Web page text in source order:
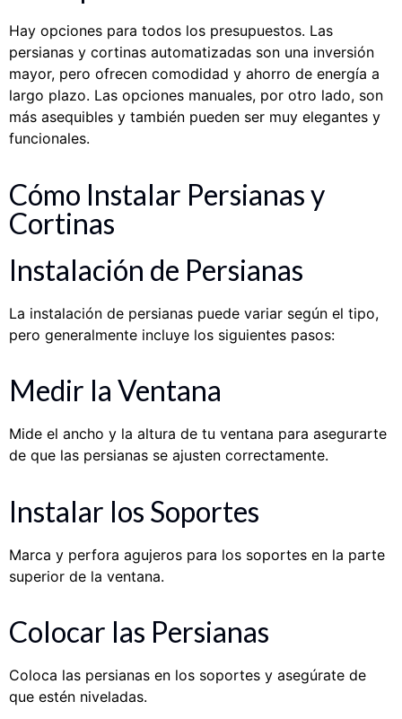
Hay opciones para todos los presupuestos. Las
persianas y cortinas automatizadas son una inversión
mayor, pero ofrecen comodidad y ahorro de energía a
largo plazo. Las opciones manuales, por otro lado, son
más asequibles y también pueden ser muy elegantes y
funcionales.
Cómo Instalar Persianas y
Cortinas
Instalación de Persianas
La instalación de persianas puede variar según el tipo,
pero generalmente incluye los siguientes pasos:
Medir la Ventana
Mide el ancho y la altura de tu ventana para asegurarte
de que las persianas se ajusten correctamente.
Instalar los Soportes
Marca y perfora agujeros para los soportes en la parte
superior de la ventana.
Colocar las Persianas
Coloca las persianas en los soportes y asegúrate de
que estén niveladas.